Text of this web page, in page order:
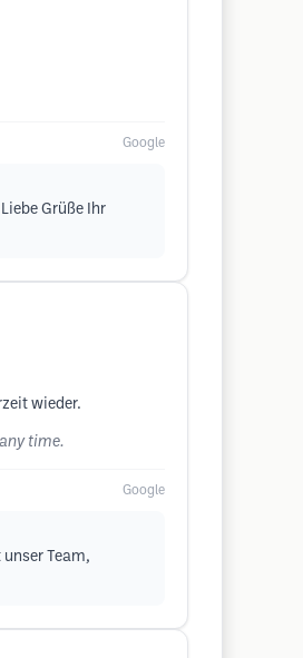
Google
Grüße Ihr
wieder.
time.
Google
Team,